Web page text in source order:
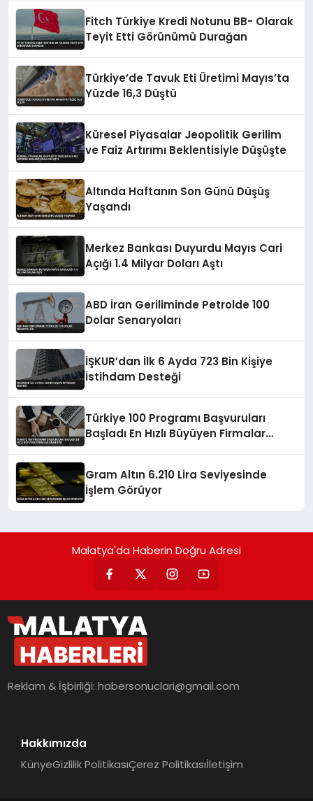
Fitch Türkiye Kredi Notunu BB- Olarak
Teyit Etti Görünümü Durağan
Türkiye’de Tavuk Eti Üretimi Mayıs’ta
Yüzde 16,3 Düştü
Küresel Piyasalar Jeopolitik Gerilim
ve Faiz Artırımı Beklentisiyle Düşüşte
Altında Haftanın Son Günü Düşüş
Yaşandı
Merkez Bankası Duyurdu Mayıs Cari
Açığı 1.4 Milyar Doları Aştı
ABD İran Geriliminde Petrolde 100
Dolar Senaryoları
İŞKUR’dan İlk 6 Ayda 723 Bin Kişiye
İstihdam Desteği
Türkiye 100 Programı Başvuruları
Başladı En Hızlı Büyüyen Firmalar
Gram Altın 6.210 Lira Seviyesinde
İşlem Görüyor
Malatya'da Haberin Doğru Adresi
Reklam & İşbirliği:habersonuclari@gmail.com
Hakkımızda
KünyeGizlilik PolitikasıÇerez Politikasıİletişim